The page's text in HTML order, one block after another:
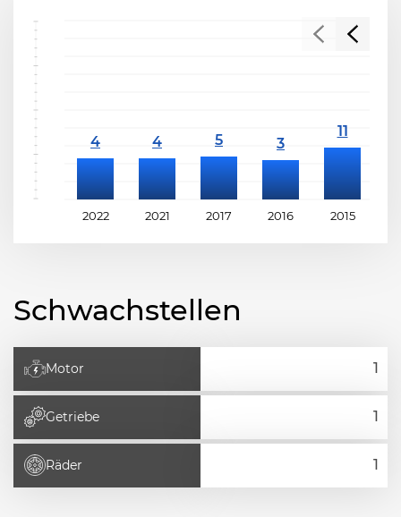
2022 2021 2017 2016 2015
Schwachstellen
Motor
Getriebe
Räder